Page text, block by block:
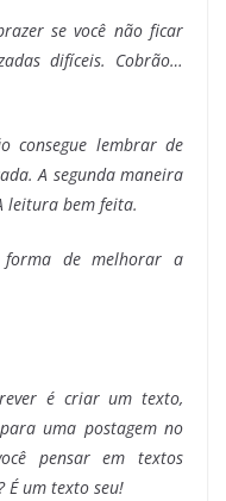
se você não ficar
difíceis. Cobrão…
consegue lembrar de
A segunda maneira
leitura bem feita.
de melhorar a
é criar um texto,
uma postagem no
pensar em textos
um texto seu!